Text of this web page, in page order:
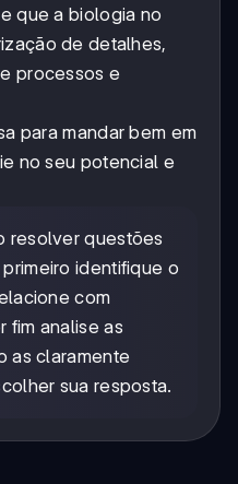
que a biologia no
de detalhes,
processos e
para mandar bem em
no seu potencial e
resolver questões
identifique o
com
fim analise as
as claramente
sua resposta.